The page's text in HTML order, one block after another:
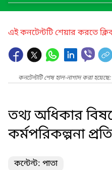
এই কনটেন্টটি শেয়ার করতে
কনটেন্টটি শেষ হাল-নাগাদ করা
তথ্য অধিকার
কর্মপরিকল্পনা
কন্টেন্ট: পাতা